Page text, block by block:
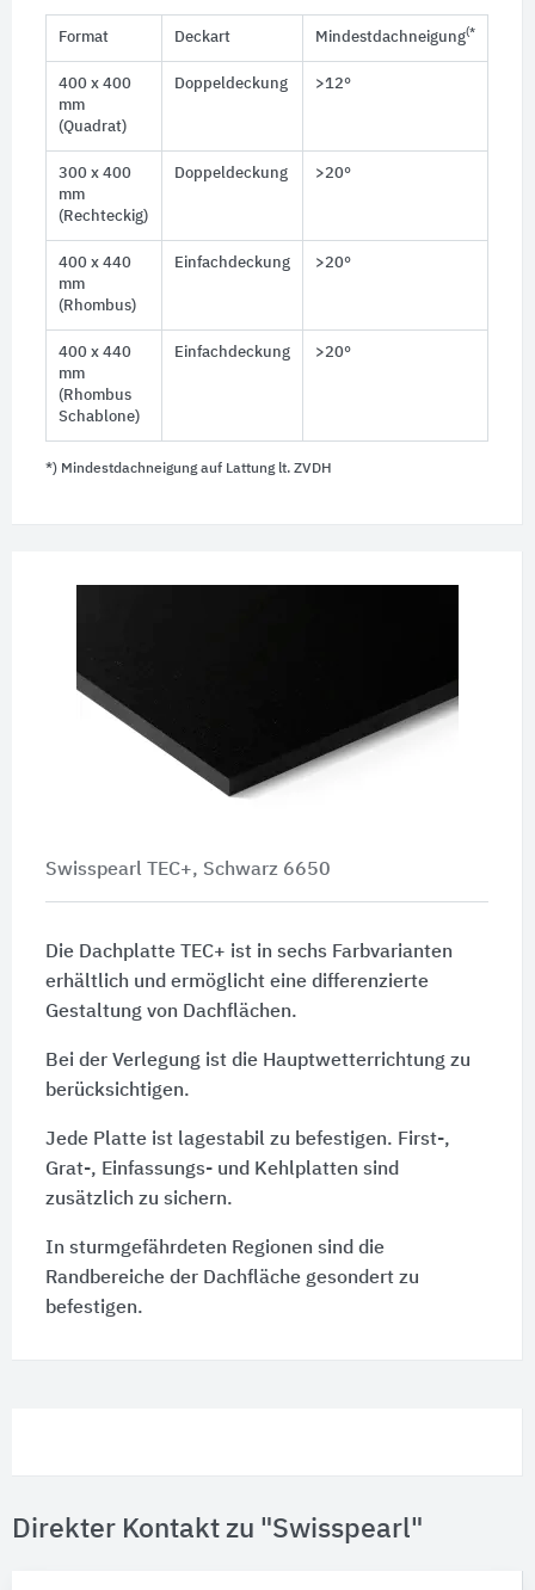
Format Deckart Mindestdachneigung(*
400 x 400
mm
(Quadrat)
Doppeldeckung >12°
300 x 400
mm
(Rechteckig)
Doppeldeckung >20°
400 x 440
mm
(Rhombus)
Einfachdeckung >20°
400 x 440
mm
(Rhombus
Schablone)
Einfachdeckung >20°
*) Mindestdachneigung auf Lattung lt. ZVDH
Swisspearl TEC+, Schwarz 6650
Die Dachplatte TEC+ ist in sechs Farbvarianten
erhältlich und ermöglicht eine differenzierte
Gestaltung von Dachflächen.
Bei der Verlegung ist die Hauptwetterrichtung zu
berücksichtigen.
Jede Platte ist lagestabil zu befestigen. First-,
Grat-, Einfassungs- und Kehlplatten sind
zusätzlich zu sichern.
In sturmgefährdeten Regionen sind die
Randbereiche der Dachfläche gesondert zu
befestigen.
Direkter Kontakt zu "Swisspearl"